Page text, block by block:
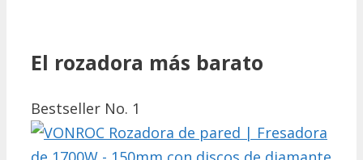
El rozadora más barato
Bestseller No. 1